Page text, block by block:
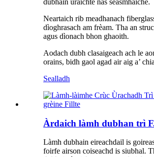
Neartaich rib meadhanach
dìoghrasach am frèam. Tha an
agus dìonach bhon ghaoith.
Aodach dubh clasaigeach ach le
orains, bidh gaol agad air aig a’
Sealladh
Àrdaich làmh dubhan trì
Làmh dubhain eireachdail is
foirfe airson coiseachd is siubhal.